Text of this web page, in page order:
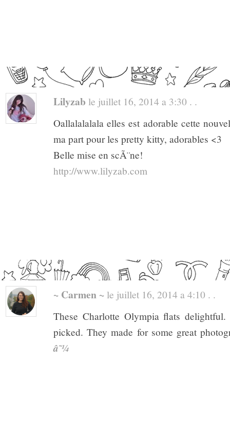
Lilyzab le juillet 16, 2014 a 3:30 . .
Oallalalalala elles est adorable cette
ma part pour les pretty kitty, adorables <3
Belle mise en scÃ¨ne!
http://www.lilyzab.com
~ Carmen ~ le juillet 16, 2014 a 4:10 . .
These Charlotte Olympia flats
picked. They made for some great
â˜¼